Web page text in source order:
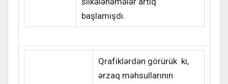
başlamışdı.
Qrafiklərdən görürük ki,
ərzaq məhsullarının